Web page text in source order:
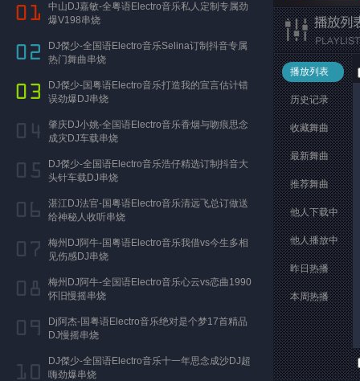
中山DJ嘉敏-全粤语Electro音乐私人定制专属劲
爆V198串烧
DJ傑少-全国语Electro音乐Selina订制抖音专属
热门舞曲串烧
DJ傑少-国粤语Electro音乐打造我的宣言估计错
误劲爆DJ串烧
肇庆DJ小姚-全国语Electro音乐香烟与吻痕思念
成灾DJ车载串烧
DJ傑少-全国语Electro音乐浩仔精选订制抖音大
头针车载DJ串烧
湛江DJ法官-国粤语Electro音乐清远飞总订做送
给神秘人收听串烧
梅州DJ阿牛-国粤语Electro音乐我借vs今生多相
见伤感DJ串烧
梅州DJ阿牛-全国语Electro音乐心云vs恋曲1990
怀旧慢摇串烧
Dj阿杰-国粤语Electro音乐绝对是个梦17首精品
DJ慢摇串烧
DJ傑少-全国语Electro音乐十一年思念成沙DJ超
嗨劲爆串烧
播放列表
历史记录
收藏舞曲
最新舞曲
推荐舞曲
他人下载中
他人播放中
昨日热播
本周热播